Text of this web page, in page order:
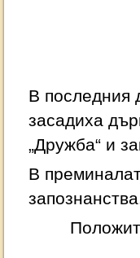
В последния
засадиха
„Дружба“ и
В